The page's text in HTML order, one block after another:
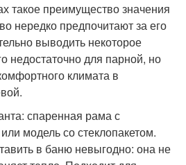
такое преимущество значения
нередко предпочитают за его
выводить некоторое
недостаточно для парной, но
климата в
спаренная рама с
модель со стеклопакетом.
в баню невыгодно: она не